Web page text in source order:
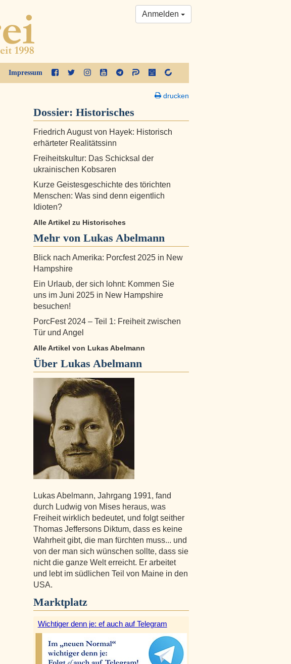
Impressum
Anmelden
drucken
Dossier: Historisches
Friedrich August von Hayek: Historisch
erhärteter Realitätssinn
Freiheitskultur: Das Schicksal der
ukrainischen Kobsaren
Kurze Geistesgeschichte des törichten
Menschen: Was sind denn eigentlich
Idioten?
Alle Artikel zu Historisches
Mehr von Lukas Abelmann
Blick nach Amerika: Porcfest 2025 in New
Hampshire
Ein Urlaub, der sich lohnt: Kommen Sie
uns im Juni 2025 in New Hampshire
besuchen!
PorcFest 2024 – Teil 1: Freiheit zwischen
Tür und Angel
Alle Artikel von Lukas Abelmann
Über Lukas Abelmann
Lukas Abelmann, Jahrgang 1991, fand
durch Ludwig von Mises heraus, was
Freiheit wirklich bedeutet, und folgt seither
Thomas Jeffersons Diktum, dass es keine
Wahrheit gibt, die man fürchten muss... und
von der man sich wünschen sollte, dass sie
nicht die ganze Welt erreicht. Er arbeitet
und lebt im südlichen Teil von Maine in den
USA.
Marktplatz
Wichtiger denn je: ef auch auf Telegram